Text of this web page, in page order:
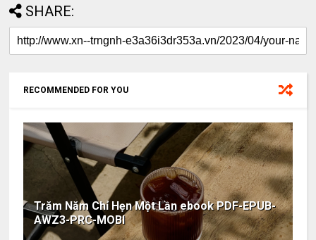
SHARE:
RECOMMENDED FOR YOU
Trăm Năm Chỉ Hẹn Một Lần ebook PDF-EPUB-
AWZ3-PRC-MOBI